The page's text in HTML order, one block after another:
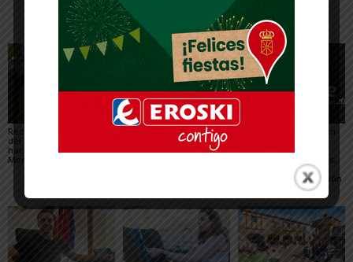
Artículos relacionados Más del autor
Recuperado un relieve
del siglo XVI robado
hace 16 años del
Monasterio de Fitero
Fustiñana no invitará a
los miembros del
Gobierno de Navarra a
Arguedas presenta un
actividades científicas,
visitas guiadas,
concierto y observación
de las Perseidas